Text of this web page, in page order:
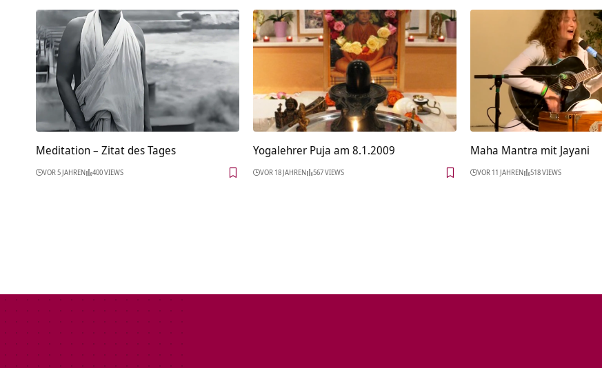
Meditation – Zitat des Tages
VOR 5 JAHREN 400 VIEWS
Yogalehrer Puja am 8.1.2009
VOR 18 JAHREN 567 VIEWS
Maha Mantra mit Jayani
VOR 11 JAHREN 518 VIEWS